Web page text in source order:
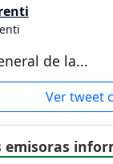
de la...
Ver tweet
emisoras